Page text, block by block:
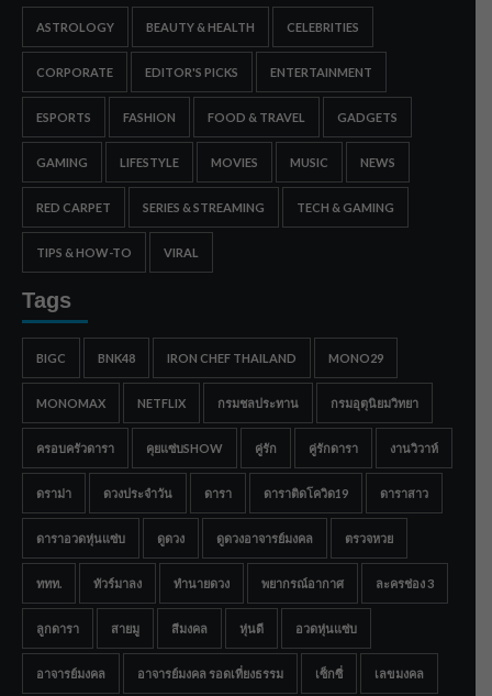
ASTROLOGY BEAUTY & HEALTH CELEBRITIES
CORPORATE EDITOR'S PICKS ENTERTAINMENT
ESPORTS FASHION FOOD & TRAVEL GADGETS
GAMING LIFESTYLE MOVIES MUSIC NEWS
RED CARPET SERIES & STREAMING TECH & GAMING
TIPS & HOW-TO VIRAL
Tags
BIGC BNK48 IRON CHEF THAILAND MONO29
MONOMAX NETFLIX กรมชลประทาน กรมอุตุนิยมวิทยา
ครอบครัวดารา คุยแซ่บSHOW คู่รัก คู่รักดารา งานวิวาห์
ดราม่า ดวงประจำวัน ดารา ดาราติดโควิด19 ดาราสาว
ดาราอวดหุ่นแซ่บ ดูดวง ดูดวงอาจารย์มงคล ตรวจหวย
ททท. ทัวร์มาลง ทำนายดวง พยากรณ์อากาศ ละครช่อง 3
ลูกดารา สายมู สีมงคล หุ่นดี อวดหุ่นแซ่บ
อาจารย์มงคล อาจารย์มงคล รอดเที่ยงธรรม เซ็กซี่ เลขมงคล